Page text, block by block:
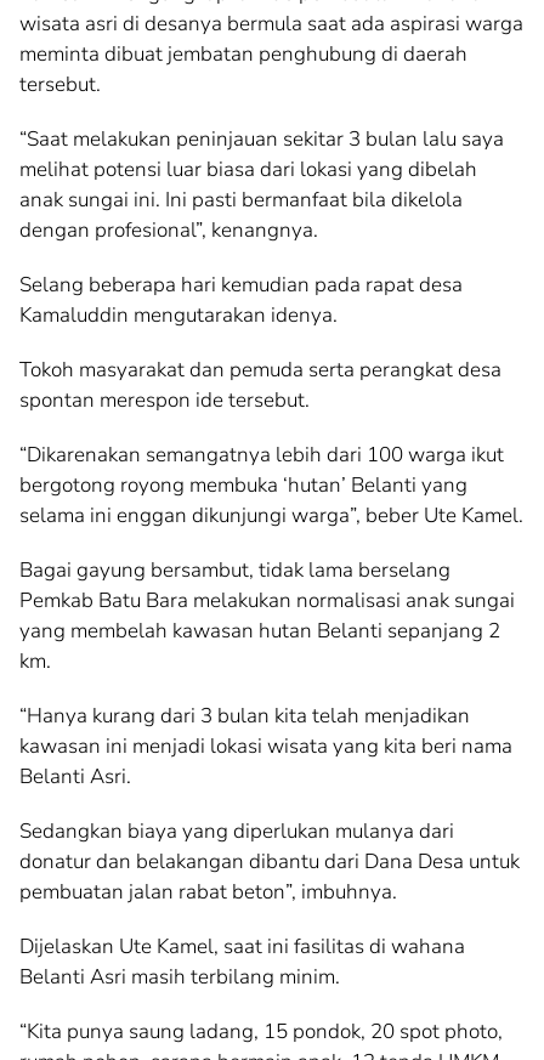
wisata asri di desanya bermula saat ada aspirasi warga
meminta dibuat jembatan penghubung di daerah
tersebut.
“Saat melakukan peninjauan sekitar 3 bulan lalu saya
melihat potensi luar biasa dari lokasi yang dibelah
anak sungai ini. Ini pasti bermanfaat bila dikelola
dengan profesional”, kenangnya.
Selang beberapa hari kemudian pada rapat desa
Kamaluddin mengutarakan idenya.
Tokoh masyarakat dan pemuda serta perangkat desa
spontan merespon ide tersebut.
“Dikarenakan semangatnya lebih dari 100 warga ikut
bergotong royong membuka ‘hutan’ Belanti yang
selama ini enggan dikunjungi warga”, beber Ute Kamel.
Bagai gayung bersambut, tidak lama berselang
Pemkab Batu Bara melakukan normalisasi anak sungai
yang membelah kawasan hutan Belanti sepanjang 2
km.
“Hanya kurang dari 3 bulan kita telah menjadikan
kawasan ini menjadi lokasi wisata yang kita beri nama
Belanti Asri.
Sedangkan biaya yang diperlukan mulanya dari
donatur dan belakangan dibantu dari Dana Desa untuk
pembuatan jalan rabat beton”, imbuhnya.
Dijelaskan Ute Kamel, saat ini fasilitas di wahana
Belanti Asri masih terbilang minim.
“Kita punya saung ladang, 15 pondok, 20 spot photo,